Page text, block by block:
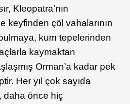
Kleopatra'nın
keyfinden çöl vahalarının
kum tepelerinden
kaymaktan
Orman’a kadar pek
Her yıl çok sayıda
daha önce hiç